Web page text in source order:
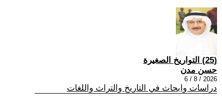
(25) التواريخ الصغيرة
حسن مدن
2026 / 8 / 6
دراسات وابحاث في التاريخ والتراث واللغات